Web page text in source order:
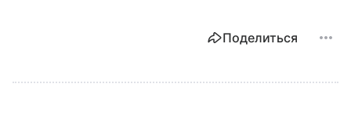
Поделиться